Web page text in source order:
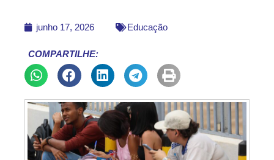
junho 17, 2026 Educação
COMPARTILHE: